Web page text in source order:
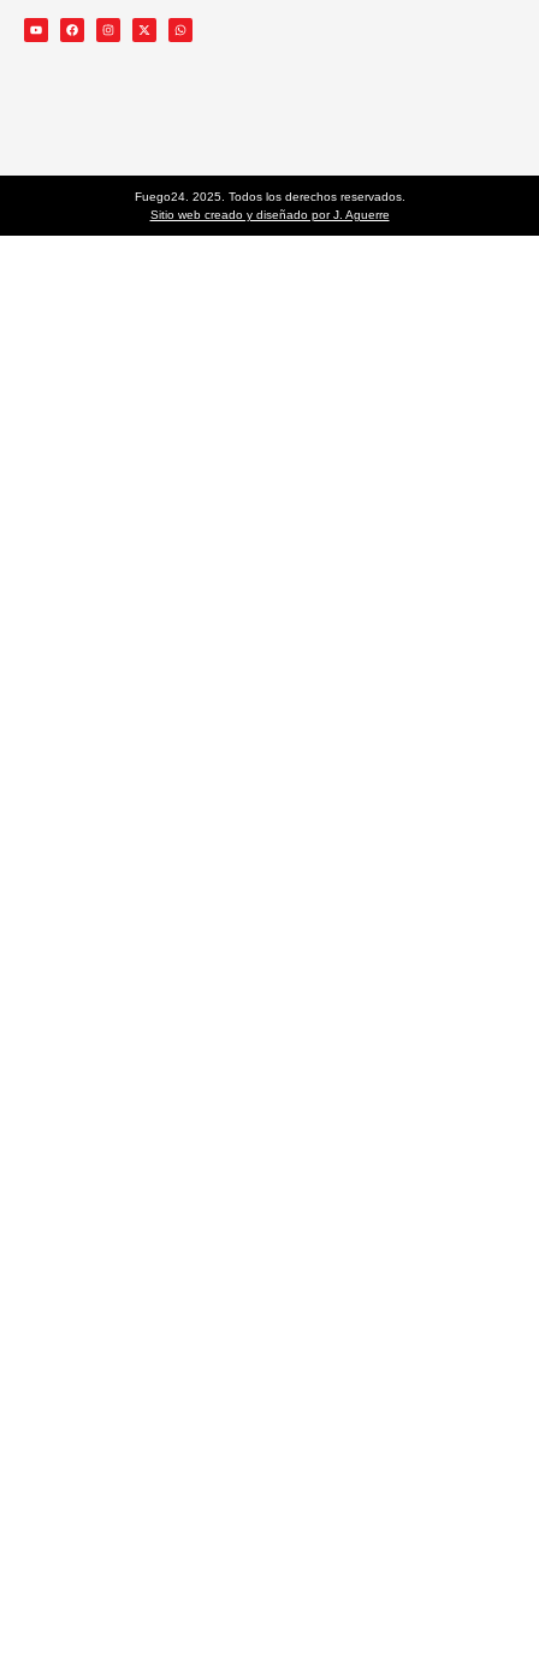
Fuego24. 2025. Todos los derechos reservados.
Sitio web creado y diseñado por J. Aguerre